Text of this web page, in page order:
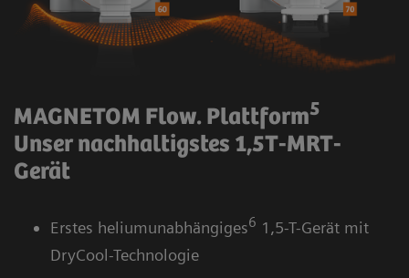
MAGNETOM Flow. Plattform5
Unser nachhaltigstes 1,5T-MRT-
Gerät
Erstes heliumunabhängiges6 1,5-T-Gerät mit
DryCool-Technologie